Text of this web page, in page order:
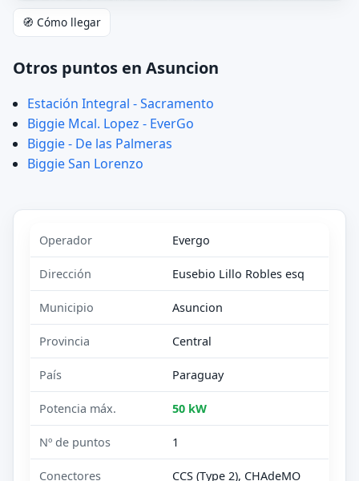
🧭 Cómo llegar
Otros puntos en Asuncion
Estación Integral - Sacramento
Biggie Mcal. Lopez - EverGo
Biggie - De las Palmeras
Biggie San Lorenzo
Operador Evergo
Dirección Eusebio Lillo Robles esq
Municipio Asuncion
Provincia Central
País Paraguay
Potencia máx. 50 kW
Nº de puntos 1
Conectores CCS (Type 2), CHAdeMO